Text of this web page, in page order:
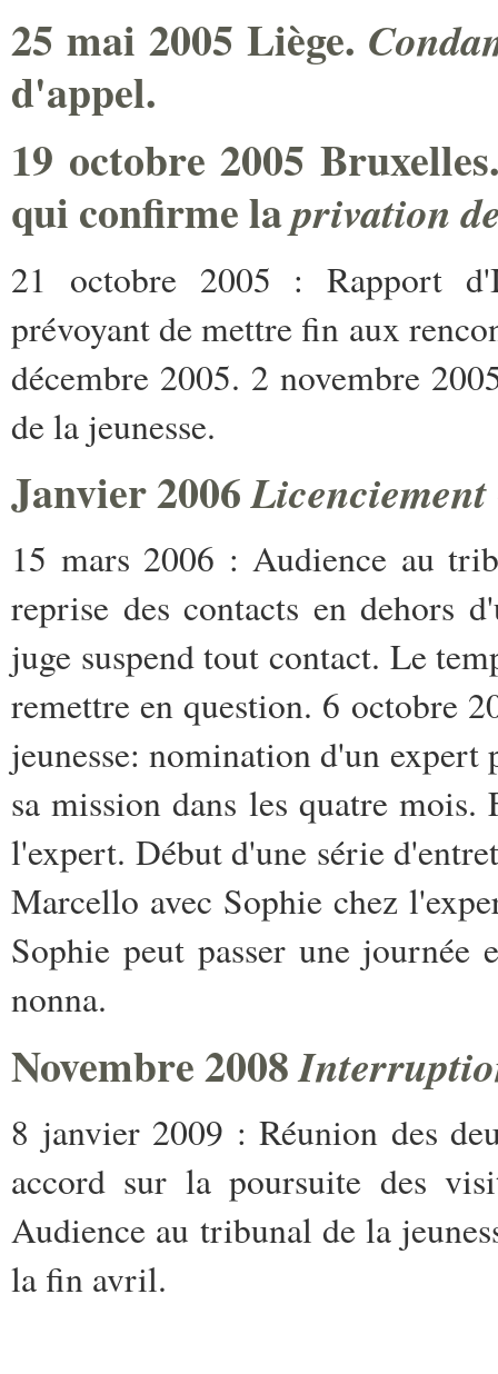
25 mai 2005 Liège.
d'appel.
19 octobre 2005
qui confirme laprivation
21 octobre 2005 : Rapport
prévoyant de mettre fin aux
décembre 2005. 2 novembre
de la jeunesse.
Janvier 2006Licenciement
15 mars 2006 : Audience au
reprise des contacts en dehors
juge suspend tout contact. Le
remettre en question. 6 octobre
jeunesse: nomination d'un
sa mission dans les quatre
l'expert. Début d'une série
Marcello avec Sophie chez
Sophie peut passer une journée
nonna.
Novembre 2008
8 janvier 2009 : Réunion des
accord sur la poursuite des
Audience au tribunal de la
la fin avril.